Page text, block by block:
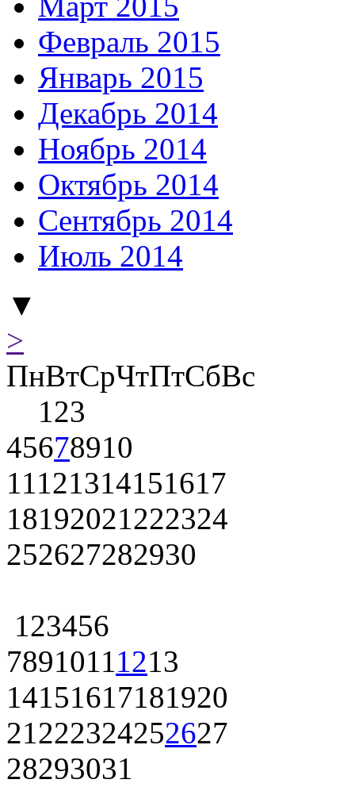
Февраль 2015
Январь 2015
Декабрь 2014
Ноябрь 2014
Октябрь 2014
Сентябрь 2014
Июль 2014
▼
>
ПнВтСрЧтПтСбВс
123
45678910
11121314151617
18192021222324
252627282930
123456
78910111213
14151617181920
21222324252627
28293031